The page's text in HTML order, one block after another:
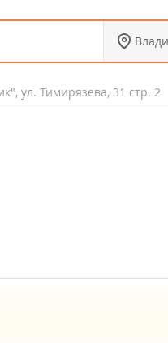
ул. Тимирязева, 31 стр. 2